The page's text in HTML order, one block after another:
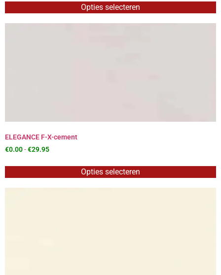
Opties selecteren
ELEGANCE F-X-cement
€0.00-€29.95
Opties selecteren